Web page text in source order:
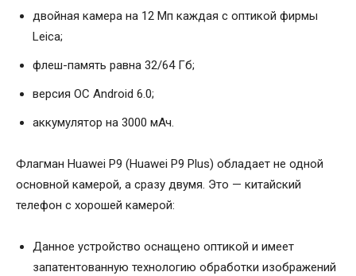
двойная камера на 12 Мп каждая с оптикой фирмы
Leica;
флеш-память равна 32/64 Гб;
версия ОС Android 6.0;
аккумулятор на 3000 мАч.
Флагман Huawei P9 (Huawei P9 Plus) обладает не одной
основной камерой, а сразу двумя. Это — китайский
телефон с хорошей камерой:
Данное устройство оснащено оптикой и имеет
запатентованную технологию обработки изображений